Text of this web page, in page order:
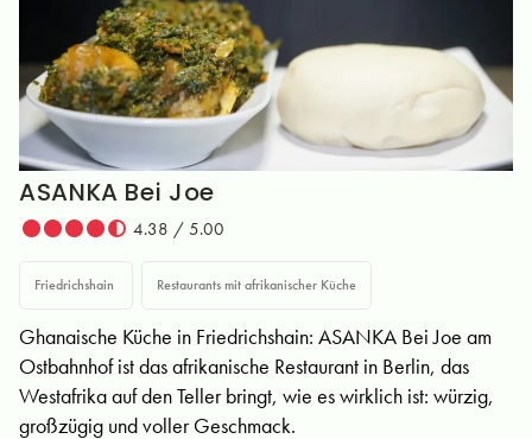
ASANKA Bei Joe
4.38 / 5.00
Friedrichshain Restaurants mit afrikanischer Küche
Ghanaische Küche in Friedrichshain: ASANKA Bei Joe am
Ostbahnhof ist das afrikanische Restaurant in Berlin, das
Westafrika auf den Teller bringt, wie es wirklich ist: würzig,
großzügig und voller Geschmack.